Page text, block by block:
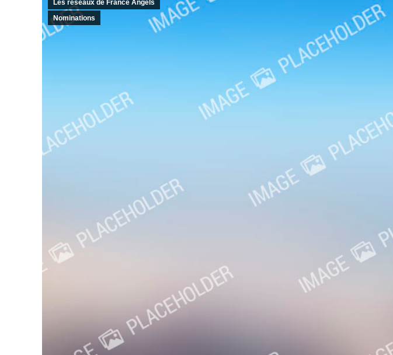
Les réseaux de France Angels
Nominations